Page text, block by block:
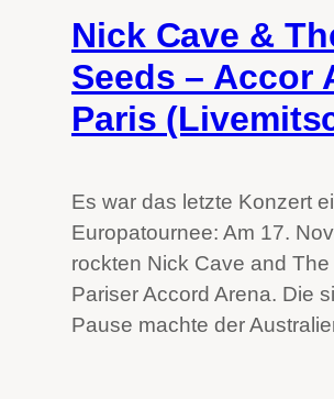
Nick Cave &
Seeds – Accor
Paris
Es war das letzte Konzert
Europatournee: Am 17.
rockten Nick Cave and
Pariser Accord Arena. Die
Pause machte der